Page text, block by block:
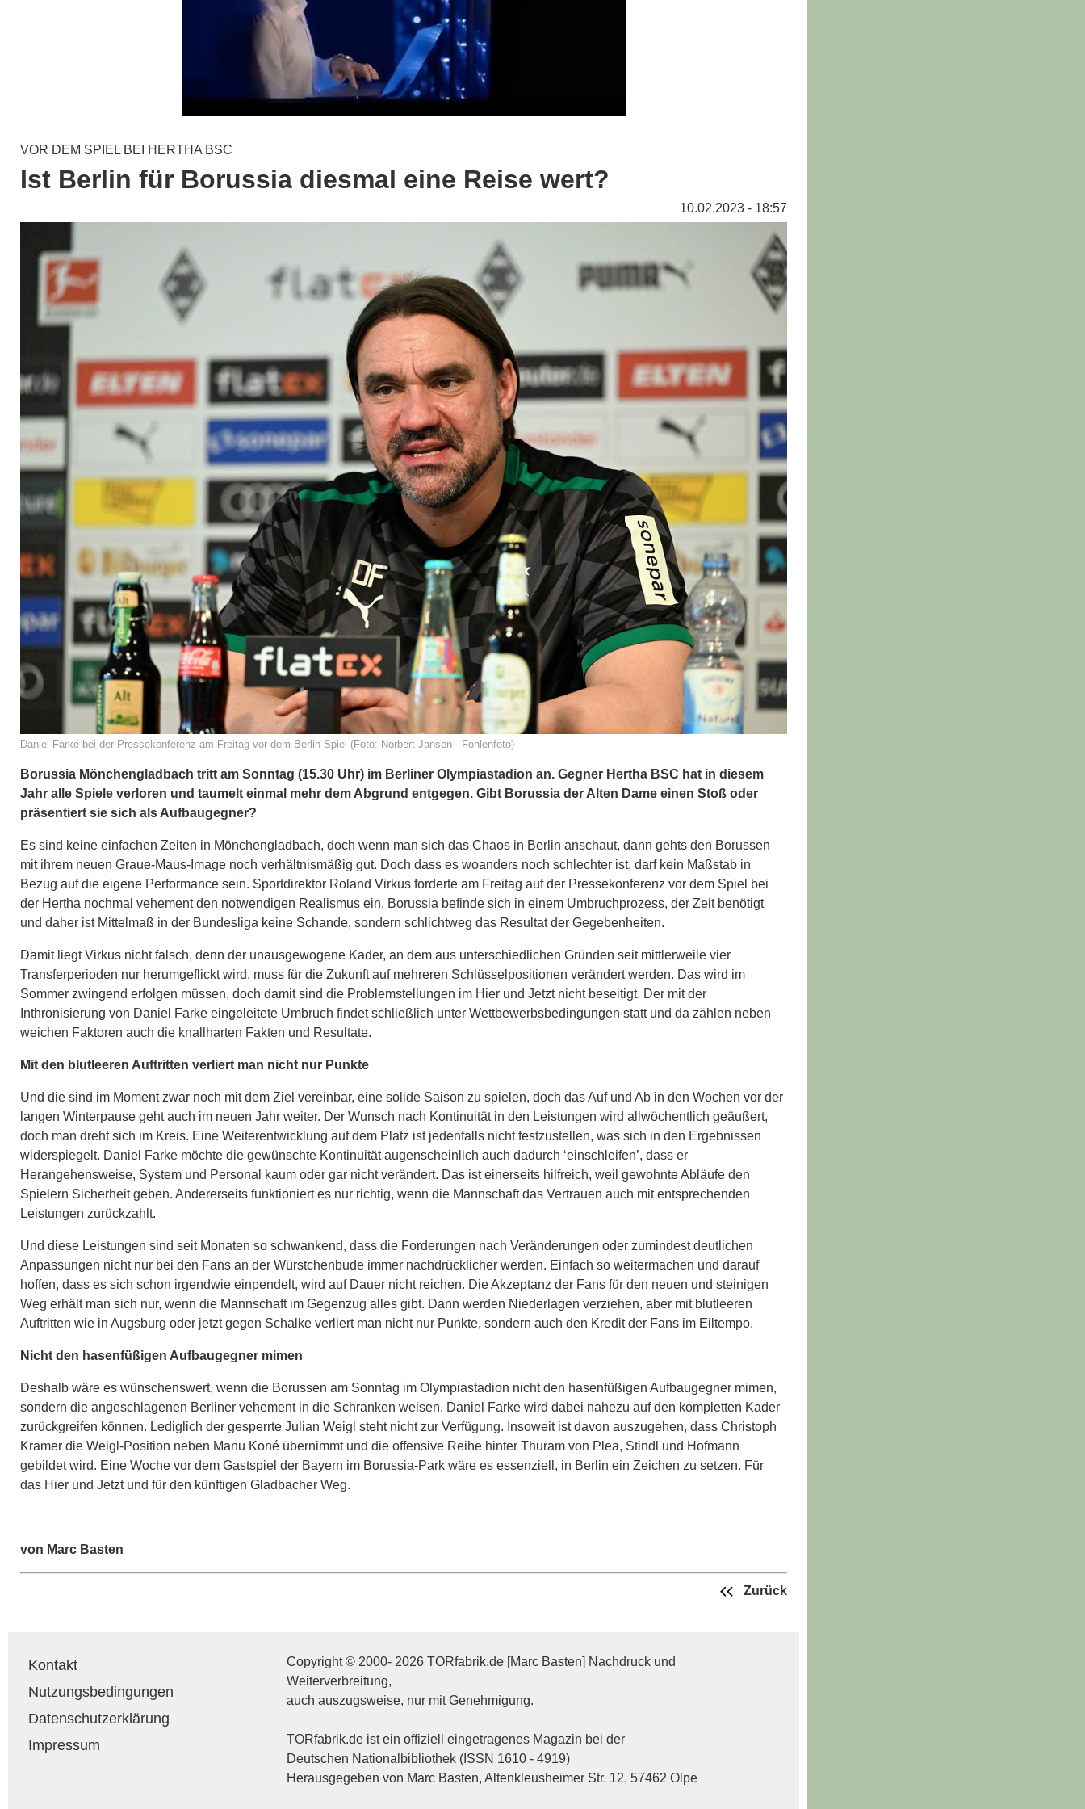
VOR DEM SPIEL BEI HERTHA BSC
Ist Berlin für Borussia diesmal eine Reise wert?
10.02.2023 - 18:57
Daniel Farke bei der Pressekonferenz am Freitag vor dem Berlin-Spiel (Foto: Norbert Jansen - Fohlenfoto)
Borussia Mönchengladbach tritt am Sonntag (15.30 Uhr) im Berliner Olympiastadion an. Gegner Hertha BSC hat in diesem
Jahr alle Spiele verloren und taumelt einmal mehr dem Abgrund entgegen. Gibt Borussia der Alten Dame einen Stoß oder
präsentiert sie sich als Aufbaugegner?
Es sind keine einfachen Zeiten in Mönchengladbach, doch wenn man sich das Chaos in Berlin anschaut, dann gehts den Borussen
mit ihrem neuen Graue-Maus-Image noch verhältnismäßig gut. Doch dass es woanders noch schlechter ist, darf kein Maßstab in
Bezug auf die eigene Performance sein. Sportdirektor Roland Virkus forderte am Freitag auf der Pressekonferenz vor dem Spiel bei
der Hertha nochmal vehement den notwendigen Realismus ein. Borussia befinde sich in einem Umbruchprozess, der Zeit benötigt
und daher ist Mittelmaß in der Bundesliga keine Schande, sondern schlichtweg das Resultat der Gegebenheiten.
Damit liegt Virkus nicht falsch, denn der unausgewogene Kader, an dem aus unterschiedlichen Gründen seit mittlerweile vier
Transferperioden nur herumgeflickt wird, muss für die Zukunft auf mehreren Schlüsselpositionen verändert werden. Das wird im
Sommer zwingend erfolgen müssen, doch damit sind die Problemstellungen im Hier und Jetzt nicht beseitigt. Der mit der
Inthronisierung von Daniel Farke eingeleitete Umbruch findet schließlich unter Wettbewerbsbedingungen statt und da zählen neben
weichen Faktoren auch die knallharten Fakten und Resultate.
Mit den blutleeren Auftritten verliert man nicht nur Punkte
Und die sind im Moment zwar noch mit dem Ziel vereinbar, eine solide Saison zu spielen, doch das Auf und Ab in den Wochen vor der
langen Winterpause geht auch im neuen Jahr weiter. Der Wunsch nach Kontinuität in den Leistungen wird allwöchentlich geäußert,
doch man dreht sich im Kreis. Eine Weiterentwicklung auf dem Platz ist jedenfalls nicht festzustellen, was sich in den Ergebnissen
widerspiegelt. Daniel Farke möchte die gewünschte Kontinuität augenscheinlich auch dadurch ‘einschleifen’, dass er
Herangehensweise, System und Personal kaum oder gar nicht verändert. Das ist einerseits hilfreich, weil gewohnte Abläufe den
Spielern Sicherheit geben. Andererseits funktioniert es nur richtig, wenn die Mannschaft das Vertrauen auch mit entsprechenden
Leistungen zurückzahlt.
Und diese Leistungen sind seit Monaten so schwankend, dass die Forderungen nach Veränderungen oder zumindest deutlichen
Anpassungen nicht nur bei den Fans an der Würstchenbude immer nachdrücklicher werden. Einfach so weitermachen und darauf
hoffen, dass es sich schon irgendwie einpendelt, wird auf Dauer nicht reichen. Die Akzeptanz der Fans für den neuen und steinigen
Weg erhält man sich nur, wenn die Mannschaft im Gegenzug alles gibt. Dann werden Niederlagen verziehen, aber mit blutleeren
Auftritten wie in Augsburg oder jetzt gegen Schalke verliert man nicht nur Punkte, sondern auch den Kredit der Fans im Eiltempo.
Nicht den hasenfüßigen Aufbaugegner mimen
Deshalb wäre es wünschenswert, wenn die Borussen am Sonntag im Olympiastadion nicht den hasenfüßigen Aufbaugegner mimen,
sondern die angeschlagenen Berliner vehement in die Schranken weisen. Daniel Farke wird dabei nahezu auf den kompletten Kader
zurückgreifen können. Lediglich der gesperrte Julian Weigl steht nicht zur Verfügung. Insoweit ist davon auszugehen, dass Christoph
Kramer die Weigl-Position neben Manu Koné übernimmt und die offensive Reihe hinter Thuram von Plea, Stindl und Hofmann
gebildet wird. Eine Woche vor dem Gastspiel der Bayern im Borussia-Park wäre es essenziell, in Berlin ein Zeichen zu setzen. Für
das Hier und Jetzt und für den künftigen Gladbacher Weg.
von Marc Basten
Zurück
Kontakt
Nutzungsbedingungen
Datenschutzerklärung
Impressum
Copyright © 2000- 2026 TORfabrik.de [Marc Basten] Nachdruck und
Weiterverbreitung,
auch auszugsweise, nur mit Genehmigung.
TORfabrik.de ist ein offiziell eingetragenes Magazin bei der
Deutschen Nationalbibliothek (ISSN 1610 - 4919)
Herausgegeben von Marc Basten, Altenkleusheimer Str. 12, 57462 Olpe